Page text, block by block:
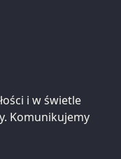
i w świetle
Komunikujemy